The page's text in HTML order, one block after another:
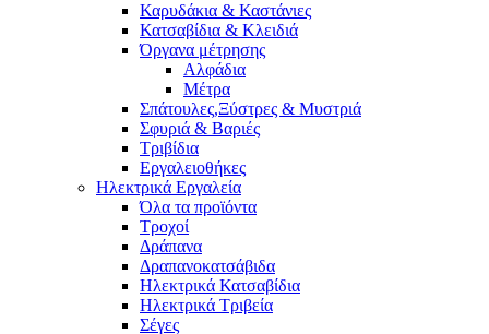
Καρυδάκια & Καστάνιες
Κατσαβίδια & Κλειδιά
Όργανα μέτρησης
Αλφάδια
Μέτρα
Σπάτουλες,Ξύστρες & Μυστριά
Σφυριά & Βαριές
Τριβίδια
Εργαλειοθήκες
Ηλεκτρικά Εργαλεία
Όλα τα προϊόντα
Τροχοί
Δράπανα
Δραπανοκατσάβιδα
Ηλεκτρικά Κατσαβίδια
Ηλεκτρικά Τριβεία
Σέγες